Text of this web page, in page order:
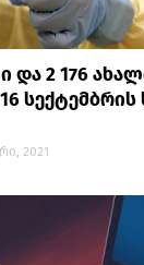
2 176
სექტემბრის
2021